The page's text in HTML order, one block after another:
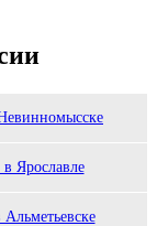
Ярославле